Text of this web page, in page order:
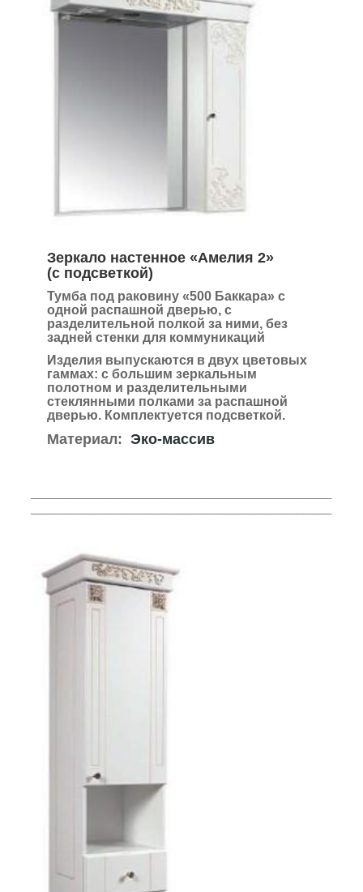
Зеркало настенное «Амелия 2»
(с подсветкой)
Тумба под раковину «500 Баккара» с
одной распашной дверью, с
разделительной полкой за ними, без
задней стенки для коммуникаций
Изделия выпускаются в двух цветовых
гаммах: с большим зеркальным
полотном и разделительными
стеклянными полками за распашной
дверью. Комплектуется подсветкой.
Материал: Эко-массив